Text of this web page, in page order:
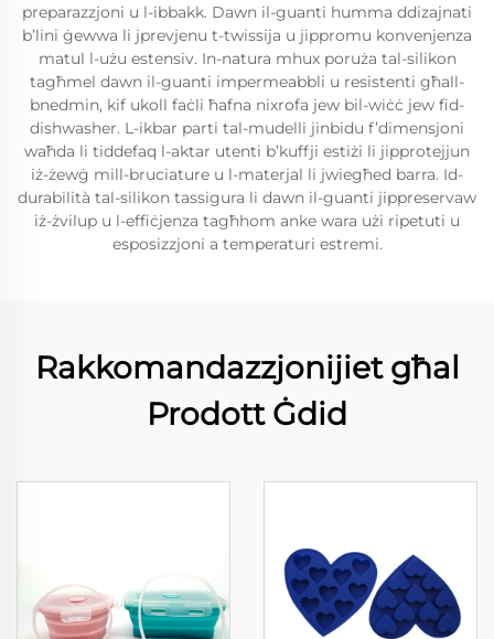
preparazzjoni u l-ibbakk. Dawn il-guanti humma ddizajnati
b’lini ġewwa li jprevjenu t-twissija u jippromu konvenjenza
matul l-użu estensiv. In-natura mhux poruża tal-silikon
tagħmel dawn il-guanti impermeabbli u resistenti għall-
bnedmin, kif ukoll faċli ħafna nixrofa jew bil-wiċċ jew fid-
dishwasher. L-ikbar parti tal-mudelli jinbidu f’dimensjoni
waħda li tiddefaq l-aktar utenti b’kuffji estiżi li jipprotejjun
iż-żewġ mill-bruciature u l-materjal li jwiegħed barra. Id-
durabilità tal-silikon tassigura li dawn il-guanti jippreservaw
iż-żvilup u l-effiċjenza tagħhom anke wara użi ripetuti u
esposizzjoni a temperaturi estremi.
Rakkomandazzjonijiet għal
Prodott Ġdid